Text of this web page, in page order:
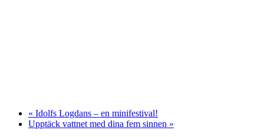
« Idolfs Logdans – en minifestival!
Upptäck vattnet med dina fem sinnen »